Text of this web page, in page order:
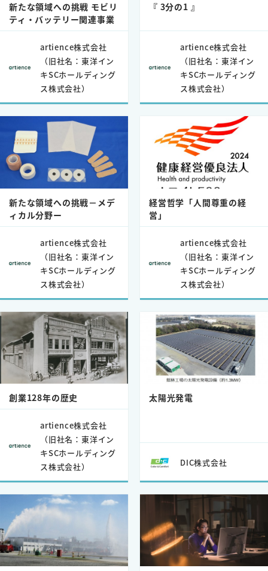
新たな領域への挑戦 モビリ
ティ・バッテリー関連事業
artience株式会社
（旧社名：東洋イン
キSCホールディング
ス株式会社）
『 3分の1 』
artience株式会社
（旧社名：東洋イン
キSCホールディング
ス株式会社）
新たな領域への挑戦－メデ
ィカル分野ー
artience株式会社
（旧社名：東洋イン
キSCホールディング
ス株式会社）
経営哲学「人間尊重の経
営」
artience株式会社
（旧社名：東洋イン
キSCホールディング
ス株式会社）
創業128年の歴史
artience株式会社
（旧社名：東洋イン
キSCホールディング
ス株式会社）
太陽光発電
DIC株式会社